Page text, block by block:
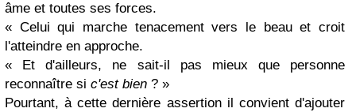
âme et toutes ses forces.
« Celui qui marche tenacement vers le beau et croit
l'atteindre en approche.
« Et d'ailleurs, ne sait-il pas mieux que personne
reconnaître si c'est bien ? »
Pourtant, à cette dernière assertion il convient d'ajouter